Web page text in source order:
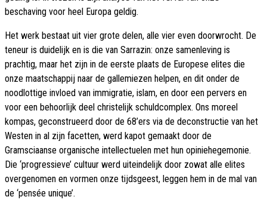
beschaving voor heel Europa geldig.
Het werk bestaat uit vier grote delen, alle vier even doorwrocht. De
teneur is duidelijk en is die van Sarrazin: onze samenleving is
prachtig, maar het zijn in de eerste plaats de Europese elites die
onze maatschappij naar de gallemiezen helpen, en dit onder de
noodlottige invloed van immigratie, islam, en door een pervers en
voor een behoorlijk deel christelijk schuldcomplex. Ons moreel
kompas, geconstrueerd door de 68’ers via de deconstructie van het
Westen in al zijn facetten, werd kapot gemaakt door de
Gramsciaanse organische intellectuelen met hun opiniehegemonie.
Die ‘progressieve’ cultuur werd uiteindelijk door zowat alle elites
overgenomen en vormen onze tijdsgeest, leggen hem in de mal van
de ‘pensée unique’.